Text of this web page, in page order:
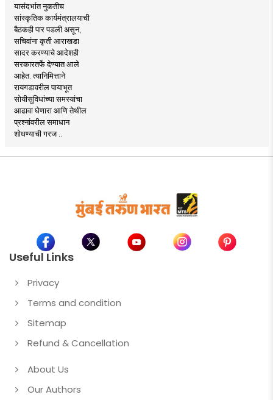
यासंदर्भात नुकतीच
सांस्कृतिक कार्यमंत्रालयाची
बैठकही पार पडली असून,
सचिवांना कृती आराखडा
सादर करण्याचे आदेशही
सरकारतर्फे देण्यात आले
आहेत. त्यानिमित्ताने
रायगडावरील पायाभूत
सोयीसुविधांच्या समस्यांचा
आढावा घेणारा आणि तेथील
प्रश्नांवरील समाधान
शोधण्याची गरज ..
Useful Links
Privacy
Terms and condition
Sitemap
Refund & Cancellation
About Us
Our Authors